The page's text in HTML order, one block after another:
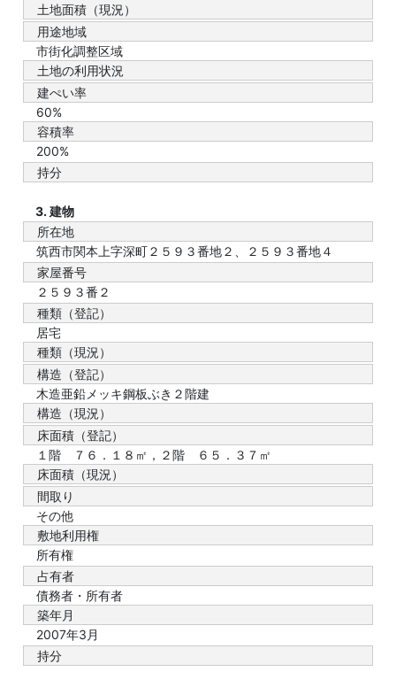
土地面積（現況）
用途地域
市街化調整区域
土地の利用状況
建ぺい率
60%
容積率
200%
持分
3. 建物
所在地
筑西市関本上字深町２５９３番地２、２５９３番地４
家屋番号
２５９３番２
種類（登記）
居宅
種類（現況）
構造（登記）
木造亜鉛メッキ鋼板ぶき２階建
構造（現況）
床面積（登記）
１階 ７６．１８㎡，２階 ６５．３７㎡
床面積（現況）
間取り
その他
敷地利用権
所有権
占有者
債務者・所有者
築年月
2007年3月
持分